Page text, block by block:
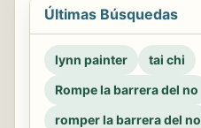
Últimas Búsquedas
lynn painter
tai chi
Rompe la barrera del no
romper la barrera del no